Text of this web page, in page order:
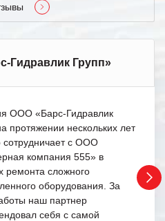
Гидравлик Групп»
ООО «Барс-Гидравлик
протяжении нескольких лет
сотрудничает с ООО
компания 555» в
ремонта сложного
оборудования. За
наш партнер
себя с самой